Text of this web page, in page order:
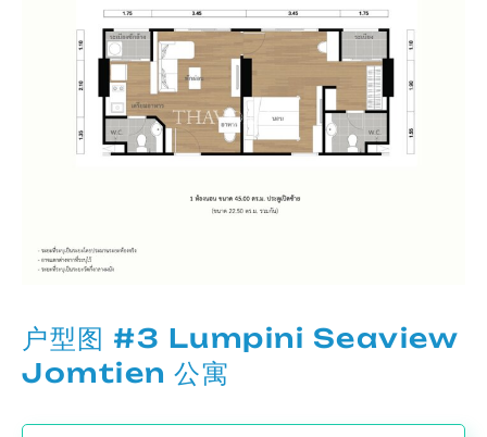
户型图 #3 Lumpini Seaview
Jomtien 公寓